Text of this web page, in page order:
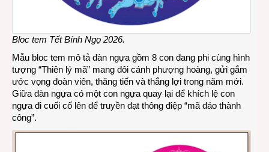
Bloc tem Tết Bính Ngọ 2026.
Mẫu bloc tem mô tả đàn ngựa gồm 8 con đang phi cùng hình
tượng “Thiên lý mã” mang đôi cánh phượng hoàng, gửi gắm
ước vọng đoàn viên, thăng tiến và thắng lợi trong năm mới.
Giữa đàn ngựa có một con ngựa quay lại để khích lệ con
ngựa đi cuối cố lên để truyền đạt thông điệp “mã đáo thành
công”.